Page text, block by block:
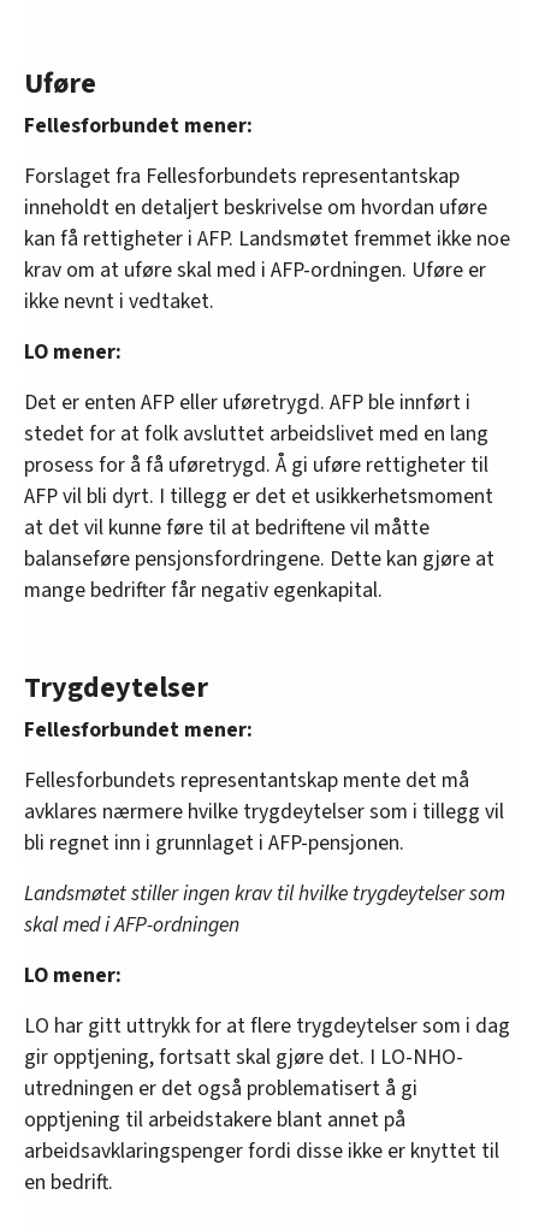
Uføre
Fellesforbundet mener:
Forslaget fra Fellesforbundets representantskap
inneholdt en detaljert beskrivelse om hvordan uføre
kan få rettigheter i AFP. Landsmøtet fremmet ikke noe
krav om at uføre skal med i AFP-ordningen. Uføre er
ikke nevnt i vedtaket.
LO mener:
Det er enten AFP eller uføretrygd. AFP ble innført i
stedet for at folk avsluttet arbeidslivet med en lang
prosess for å få uføretrygd. Å gi uføre rettigheter til
AFP vil bli dyrt. I tillegg er det et usikkerhetsmoment
at det vil kunne føre til at bedriftene vil måtte
balanseføre pensjonsfordringene. Dette kan gjøre at
mange bedrifter får negativ egenkapital.
Trygdeytelser
Fellesforbundet mener:
Fellesforbundets representantskap mente det må
avklares nærmere hvilke trygdeytelser som i tillegg vil
bli regnet inn i grunnlaget i AFP-pensjonen.
Landsmøtet stiller ingen krav til hvilke trygdeytelser som
skal med i AFP-ordningen
LO mener:
LO har gitt uttrykk for at flere trygdeytelser som i dag
gir opptjening, fortsatt skal gjøre det. I LO-NHO-
utredningen er det også problematisert å gi
opptjening til arbeidstakere blant annet på
arbeidsavklaringspenger fordi disse ikke er knyttet til
en bedrift.